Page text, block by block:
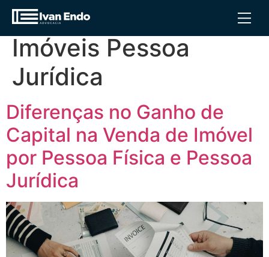
Tag:Tributação de
Imóveis Pessoa
Jurídica
Diferenças no Ganho de
Capital na Venda de Imóvel
por Pessoa Física e Pessoa
Jurídica